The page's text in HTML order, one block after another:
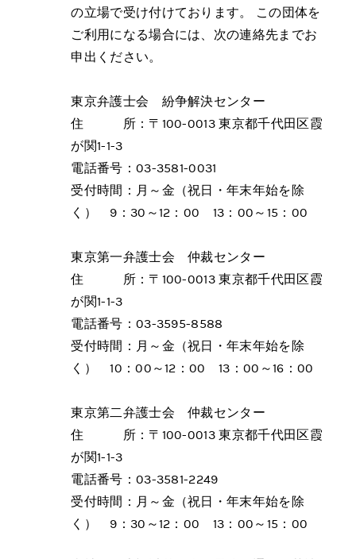
の立場で受け付けております。 この団体を
ご利用になる場合には、次の連絡先までお
申出ください。
東京弁護士会 紛争解決センター
住 所：〒100-0013 東京都千代田区霞
が関1-1-3
電話番号：03-3581-0031
受付時間：月～金（祝日・年末年始を除
く） 9：30～12：00 13：00～15：00
東京第一弁護士会 仲裁センター
住 所：〒100-0013 東京都千代田区霞
が関1-1-3
電話番号：03-3595-8588
受付時間：月～金（祝日・年末年始を除
く） 10：00～12：00 13：00～16：00
東京第二弁護士会 仲裁センター
住 所：〒100-0013 東京都千代田区霞
が関1-1-3
電話番号：03-3581-2249
受付時間：月～金（祝日・年末年始を除
く） 9：30～12：00 13：00～15：00